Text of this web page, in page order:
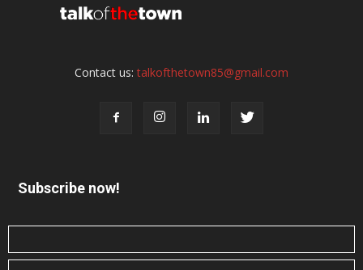
Contact us:talkofthetown85@gmail.com
Subscribe now!